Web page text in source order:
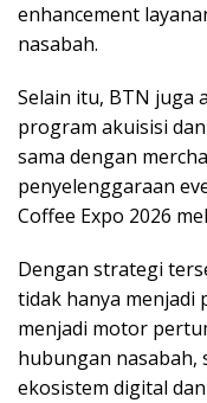
enhancement
nasabah.
Selain itu, BTN juga
program akuisisi
sama dengan
penyelenggaraan
Coffee Expo 2026
Dengan strategi
tidak hanya
menjadi motor
hubungan nasabah,
ekosistem digital